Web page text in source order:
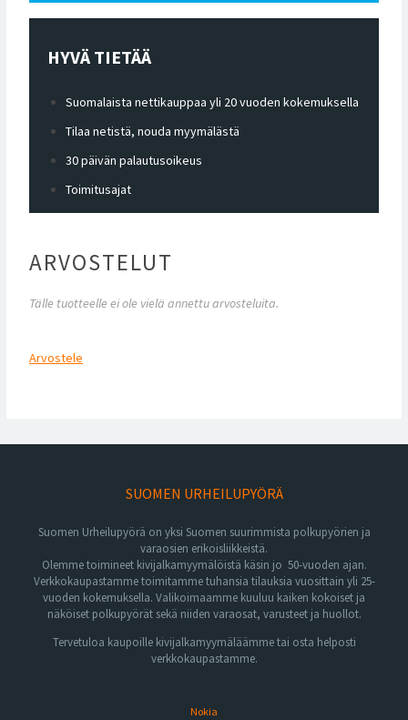
HYVÄ TIETÄÄ
Suomalaista nettikauppaa yli 20 vuoden kokemuksella
Tilaa netistä, nouda myymälästä
30 päivän palautusoikeus
Toimitusajat
ARVOSTELUT
Tälle tuotteelle ei ole vielä annettu arvosteluita.
Arvostele
SUOMEN URHEILUPYÖRÄ
Suomen Urheilupyörä on yksi Suomen suurimmista polkupyörien ja
varaosien erikoisliikkeistä.
Olemme toimineet kivijalkamyymälöistä käsin jo 50-vuoden ajan.
Verkkokaupastamme toimitamme tuhansia tilauksia vuosittain yli 25-
vuoden kokemuksella. Valikoimaamme kuuluu kaiken kokoiset ja
näköiset polkupyörät sekä niiden varaosat, varusteet ja huollot.
Tervetuloa kaupoille kivijalkamyymäläämme tai osta helposti
verkkokaupastamme.
Nokia